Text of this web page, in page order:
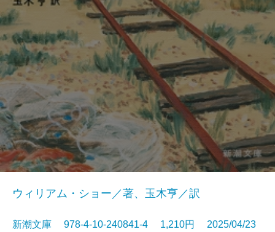
ウィリアム・ショー／著、玉木亨／訳
新潮文庫 978-4-10-240841-4 1,210円 2025/04/23